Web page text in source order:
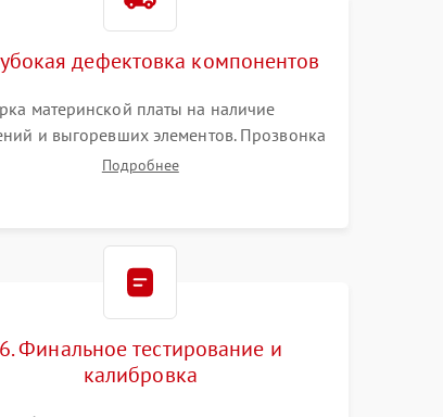
дефектовка компонентов
материнской платы на наличие
и выгоревших элементов. Прозвонка
питания, тестирование приводных
Подробнее
6. Финальное тестирование и
калибровка